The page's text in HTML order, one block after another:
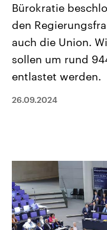
2026
Alle Informationen
Sachsen-Anhalt wählt
September 2026 einen
Landtag. Seit 2021
Bundesland von einer
Umfragen, Prognosen,
und Hintergründe zu
und Kandidaten der
Bürokratie
den
auch die Union.
sollen um rund
entlastet werden.
26.09.2024